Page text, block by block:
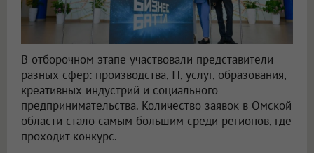
В отборочном этапе участвовали представители
разных сфер: производства, IT, услуг, образования,
креативных индустрий и социального
предпринимательства. Количество заявок в Омской
области стало самым большим среди регионов, где
проходит конкурс.